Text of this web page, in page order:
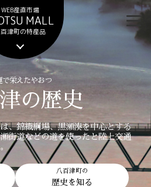
WEB産直市場
MALL
津町の特産品
で栄えたやおつ
の歴史
、錦織綱場、黒瀬湊を中心とする
街道などの道を使ったと陸上交通
八百津町の
歴史を知る